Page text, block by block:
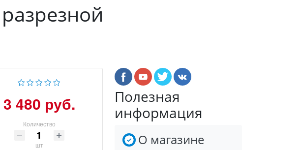
3 480 руб.
Количество
шт
Полезная
информация
О магазине